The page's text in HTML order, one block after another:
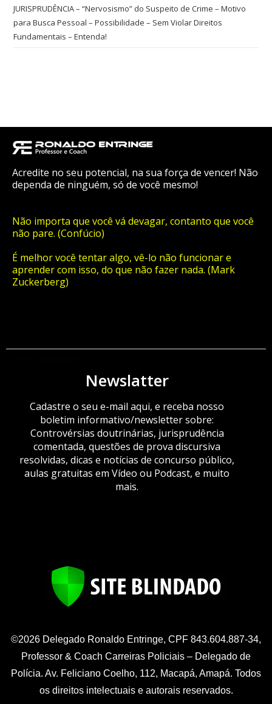
JURISPRUDÊNCIA – “Nervosismo” do Suspeito de Crime – Motivo
para Busca Pessoal – Possibilidade – Sem Violar Direitos
Fundamentais – Entenda!
Acredite no seu potencial, na sua força de vencer! Não
dependa de ninguém, só de você mesmo!
Não importa que você vá devagar, contanto que você
não pare. (Confúcio)
É melhor você tentar algo, vê-lo não funcionar e
aprender com isso, do que não fazer nada. (Mark
Zuckerberg)
Newslatter
Cadastre o seu e-mail aqui, e receba nosso
boletim informativo/newsletter sobre:
Controvérsias doutrinárias, jurisprudência
comentada, questões de prova discursiva
resolvidas, dicas e notícias de concurso público,
aulas gratuitas em Vídeo ou Podcast, e muito
mais.
©2026 Delegado Ronaldo Entringe, CPF 843.604.887-34,
Professor & Coach Carreiras Policiais – Delegado de
Polícia. Av. Feliciano Coelho, 112, Macapá, Amapá. Todos
os direitos intelectuais e autorais reservados.